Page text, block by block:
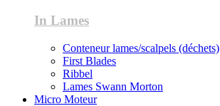
In Lames
Conteneur lames/scalpels (déchets)
First Blades
Ribbel
Lames Swann Morton
Micro Moteur